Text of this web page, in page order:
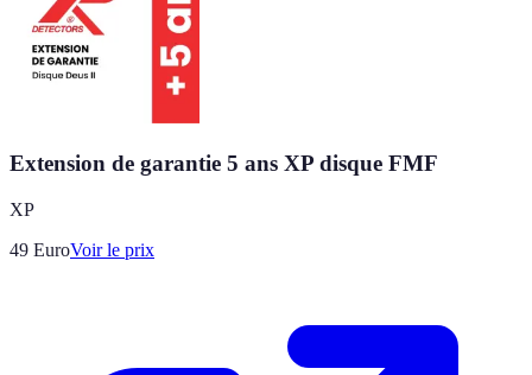
Extension de garantie 5 ans XP disque FMF
XP
49 EuroVoir le prix